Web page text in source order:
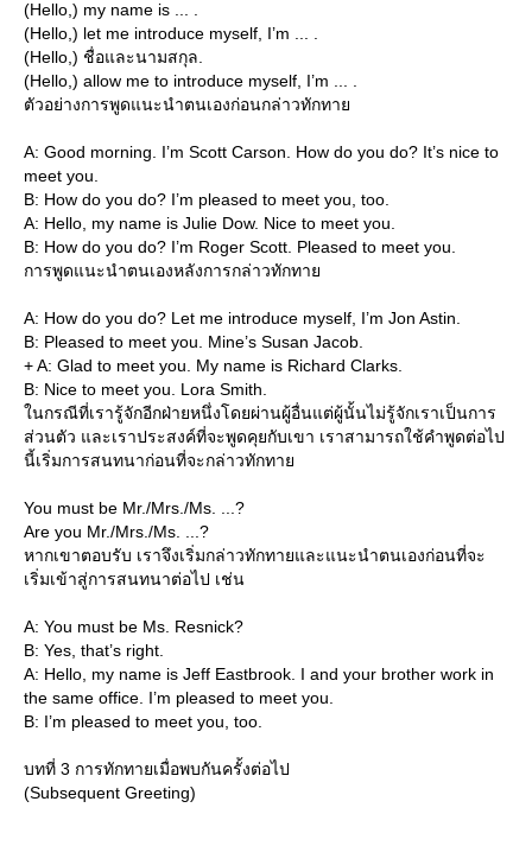
(Hello,) my name is ... .
(Hello,) let me introduce myself, I’m ... .
(Hello,) ชื่อและนามสกุล.
(Hello,) allow me to introduce myself, I’m ... .
ตัวอย่างการพูดแนะนำตนเองก่อนกล่าวทักทา
A: Good morning. I’m Scott Carson. How do you do? It’s nice to
meet you.
B: How do you do? I’m pleased to meet you, too.
A: Hello, my name is Julie Dow. Nice to meet you.
B: How do you do? I’m Roger Scott. Pleased to meet you.
การพูดแนะนำตนเองหลังการกล่าวทักทา
A: How do you do? Let me introduce myself, I’m Jon Astin.
B: Pleased to meet you. Mine’s Susan Jacob.
+ A: Glad to meet you. My name is Richard Clarks.
B: Nice to meet you. Lora Smith.
นกรณีที่เรารู้จักอีกฝ่ายหนึ่งโดยผ่านผู้อื่นแต่ผู้นั้นไม่รู้จักเราเป็นการ
ส่วนตัว และเราประสงค์ที่จะพูดคุยกับเขา เราสามารถใช้คำพูดต่อไป
นี้เริ่มการสนทนาก่อนที่จะกล่าวทักทา
You must be Mr./Mrs./Ms. ...?
Are you Mr./Mrs./Ms. ...?
หากเขาตอบรับ เราจึงเริ่มกล่าวทักทายและแนะนำตนเองก่อนที่จะ
เริ่มเข้าสู่การสนทนาต่อไป เช่น
A: You must be Ms. Resnick?
B: Yes, that’s right.
A: Hello, my name is Jeff Eastbrook. I and your brother work in
the same office. I’m pleased to meet you.
B: I’m pleased to meet you, too.
บทที่ 3 การทักทายเมื่อพบกันครั้งต่อไป
(Subsequent Greeting)